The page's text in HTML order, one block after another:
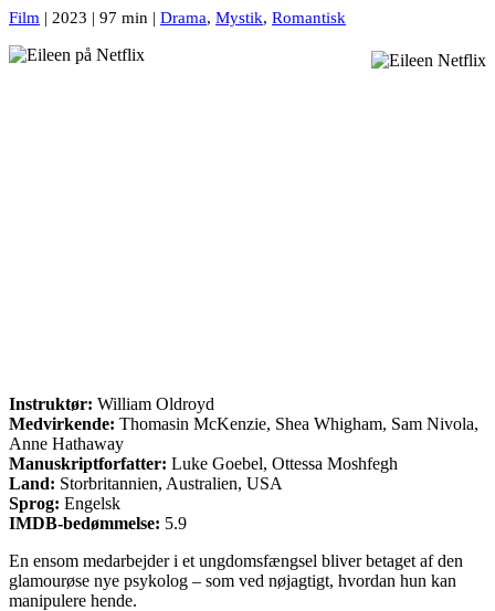
Film | 2023 | 97 min | Drama, Mystik, Romantisk
Instruktør: William Oldroyd
Medvirkende: Thomasin McKenzie, Shea Whigham, Sam Nivola,
Anne Hathaway
Manuskriptforfatter: Luke Goebel, Ottessa Moshfegh
Land: Storbritannien, Australien, USA
Sprog: Engelsk
IMDB-bedømmelse: 5.9
En ensom medarbejder i et ungdomsfængsel bliver betaget af den
glamourøse nye psykolog – som ved nøjagtigt, hvordan hun kan
manipulere hende.